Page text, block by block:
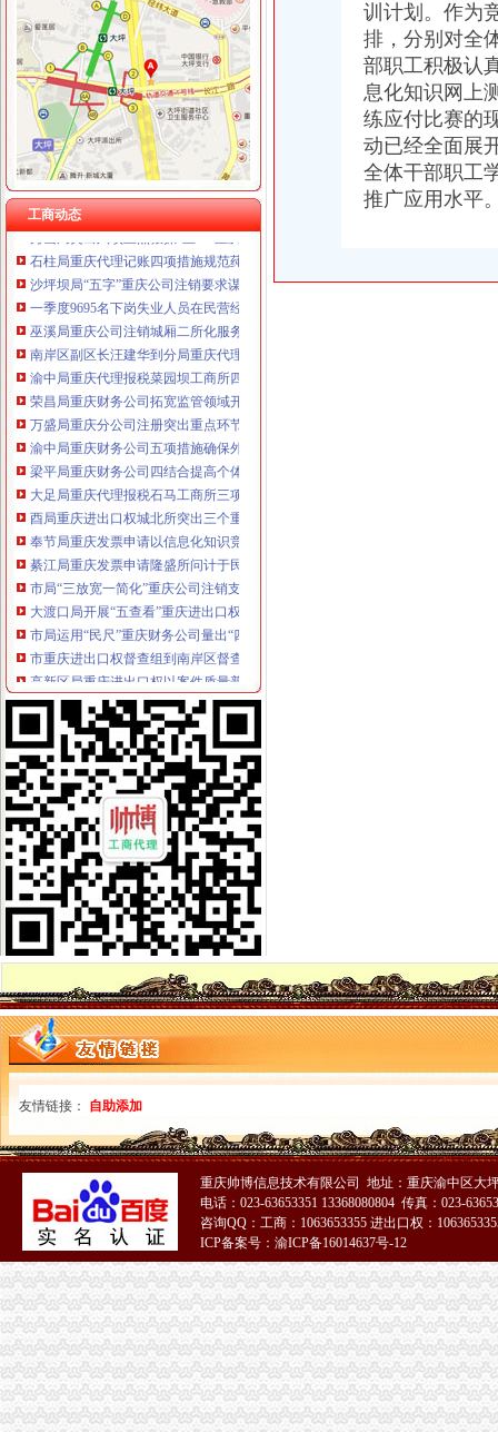
工商动态
工商动态
城口局全面启动“四大一重点”重庆代理记账工作
巫溪局重庆公司注销尖山所建立农村商品质量安全宣长效机制
綦江局推行五项措施加集贸市重庆分公司注册场监管
沙坪坝局提出加基层规范化建设应着力从树立“四种意识”重庆发票申请上下功夫
秀山局重庆代账公司认真开展地震灾后稳定工作
巴南局重庆代账公司八公里工商所三注重开展逾期未验照清理整见成效
万州区商标品牌建设工作呈现三大亮点
彭水局重庆分公司注册公开选调干部努力提高选人用人公信度
秀山局突出六项重点狠抓“五一”重庆代理记账市场监管
石柱局重庆代理记账四项措施规范莼菜收购秩序
沙坪坝局“五字”重庆公司注销要求谋划“解放思想、扩大开放”大讨论活动
一季度9695名下岗失业人员在民营经济领域再就业 申办企业热增高
巫溪局重庆公司注销城厢二所化服务 大力帮扶困难群众就业再就业
南岸区副区长汪建华到分局重庆代理记账现场办公解决问题
渝中局重庆代理报税菜园坝工商所四招助残受好评
荣昌局重庆财务公司拓宽监管领域开展纺织品质量检查
万盛局重庆分公司注册突出重点环节规范行政处罚程序
渝中局重庆财务公司五项措施确保外资企业网上年检顺利开展
梁平局重庆财务公司四结合提高个体工商户验照效率
大足局重庆代理报税石马工商所三项措施清理整顿户外广告
酉局重庆进出口权城北所突出三个重点加奥运期间食品安全工作
奉节局重庆发票申请以信息化知识竞赛为契机深化信息化推广应用工作
綦江局重庆发票申请隆盛所问计于民助推发展
市局“三放宽一简化”重庆公司注销支持农民专业合作社发展
大渡口局开展“五查看”重庆进出口权加队伍形象建设
市局运用“民尺”重庆财务公司量出“四个不适应”
市重庆进出口权督查组到南岸区督查迎奥运食品品安全整保障工作
高新区局重庆进出口权以案件质量普查为切入点努力提升依法行政能力
万州局重庆公司注销四举措壮大三峡劳务经济
渝中局重庆发票申请全面推进主城片区文艺调演预赛活动
綦江局重庆进出口权及时拟定下半年工作重点
铜梁局重庆分公司注册三个方面加12315申诉举报工作
沙坪坝局校园周边环境安全整达到“明、实、顺、浓”重庆代账公司四重效果
九龙坡局“三结合”重庆代理报税建立查处取缔无照经营长效监管机制
石柱局重庆代理报税高质量高效率完成年鉴编撰工作
各区县局重庆代理报税扎实深入开展兴奋专项理工作
市重庆公司注销局副巡视员谭世贤到南川局检查指导工作
武隆局重庆代理记账鸭江工商所采取五条措施确保个协立运行
经开区局重庆代账公司三项措施加博会现场监管
彭水局重庆财务公司密切关注销返乡人员动态积做好稳定工作
市重庆发票申请督查组对渝中区奥运期间食品品安全工作提出要求
九龙坡局重庆公司注销四个方面规范招生招聘广告
沙坪坝局“两卡、三平台、四对接”重庆代账公司促进辖区民营经济又好又快发展
南川局重庆分公司注册三举措大力推进再就业工作
潼南局“五步”重庆分公司注册工作法化农资市场监管
市重庆代理记账局联合重庆仲裁委开展工商系统合同仲裁调解工作培训会
江北局重庆发票申请三项措施加固定形式印刷品广告监管
涪陵局重庆财务公司推进地方企业信用体系建设取得突破进展
九龙坡局重庆代理记账消保科获全国工商系统12315行政执法体系建设工作先进
市重庆代账公司督查组到巴南区督查迎奥运食品品安全整工作
市重庆分公司注册督查组督查奥运食品品安全保障工作
市重庆发票申请局举办财经知识研修班着力提升执法办案人员能力水平
市重庆分公司注册局推行干部考察员资格认证制度 干部考察工作须持证上岗宣
潼南县常务副县长张彬到潼南局重庆代账公司检查指导工作
大足局五举措贯彻落实市重庆进出口权局财务审计工作会议精
酉局加部门联动有效清除“文化垃圾”重庆代理报税
永川区分局“一制三关五重点”重庆进出口权扎实开展奥运期间安全生产工作
北碚局重庆进出口权三措力保奥运期间食品安全
黔江局重庆进出口权积备战渝东南片区文艺调演预赛
云局抓“三多”重庆代理记账支持企业争创重庆市著名商标
训计划。作为
排，分别对全
部职工积极认
息化知识网上
练应付比赛的
动已经全面展
全体干部职工
推广应用水平
友情链接： 自助添加
重庆帅博信息技术有限公司 地址：重庆渝中区大
电话：023-63653351 13368080804 传真：023-
咨询QQ：工商：1063653355 进出口权：
ICP备案号：渝ICP备16014637号-12